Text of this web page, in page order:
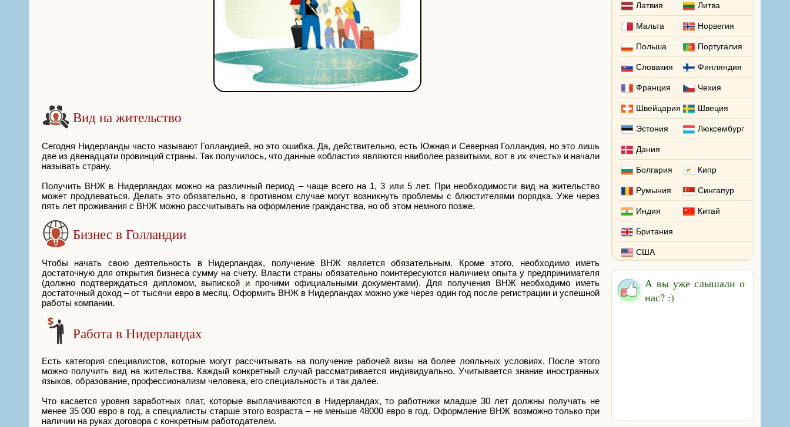
Латвия Литва
Мальта Норвегия
Польша Португалия
Словакия Финляндия
Франция Чехия
Швейцария Швеция
Эстония Люксембург
Дания
Болгария Кипр
Румыния Сингапур
Индия Китай
Британия
США
А вы уже слышали о
нас? :)
Вид на жительство
Сегодня Нидерланды часто называют Голландией, но это ошибка. Да, действительно, есть Южная и Северная Голландия, но это лишь
две из двенадцати провинций страны. Так получилось, что данные «области» являются наиболее развитыми, вот в их «честь» и начали
называть страну.
Получить ВНЖ в Нидерландах можно на различный период – чаще всего на 1, 3 или 5 лет. При необходимости вид на жительство
может продлеваться. Делать это обязательно, в противном случае могут возникнуть проблемы с блюстителями порядка. Уже через
пять лет проживания с ВНЖ можно рассчитывать на оформление гражданства, но об этом немного позже.
Бизнес в Голландии
Чтобы начать свою деятельность в Нидерландах, получение ВНЖ является обязательным. Кроме этого, необходимо иметь
достаточную для открытия бизнеса сумму на счету. Власти страны обязательно поинтересуются наличием опыта у предпринимателя
(должно подтверждаться дипломом, выпиской и прочими официальными документами). Для получения ВНЖ необходимо иметь
достаточный доход – от тысячи евро в месяц. Оформить ВНЖ в Нидерландах можно уже через один год после регистрации и успешной
работы компании.
Работа в Нидерландах
Есть категория специалистов, которые могут рассчитывать на получение рабочей визы на более лояльных условиях. После этого
можно получить вид на жительства. Каждый конкретный случай рассматривается индивидуально. Учитывается знание иностранных
языков, образование, профессионализм человека, его специальность и так далее.
Что касается уровня заработных плат, которые выплачиваются в Нидерландах, то работники младше 30 лет должны получать не
менее 35 000 евро в год, а специалисты старше этого возраста – не меньше 48000 евро в год. Оформление ВНЖ возможно только при
наличии на руках договора с конкретным работодателем.